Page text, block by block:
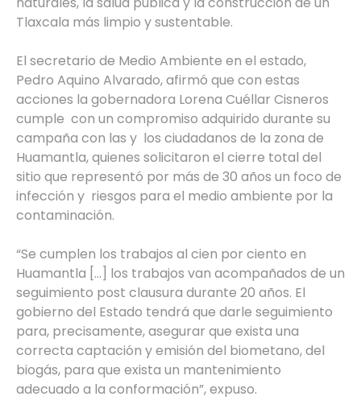
Tlaxcala más limpio y sustentable.
El secretario de Medio Ambiente en el estado,
Pedro Aquino Alvarado, afirmó que con estas
acciones la gobernadora Lorena Cuéllar Cisneros
cumple con un compromiso adquirido durante su
campaña con las y los ciudadanos de la zona de
Huamantla, quienes solicitaron el cierre total del
sitio que representó por más de 30 años un foco de
infección y riesgos para el medio ambiente por la
contaminación.
“Se cumplen los trabajos al cien por ciento en
Huamantla […] los trabajos van acompañados de un
seguimiento post clausura durante 20 años. El
gobierno del Estado tendrá que darle seguimiento
para, precisamente, asegurar que exista una
correcta captación y emisión del biometano, del
biogás, para que exista un mantenimiento
adecuado a la conformación”, expuso.